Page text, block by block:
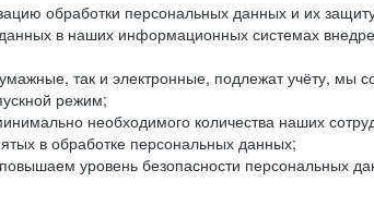
обработки персональных данных и их
в наших информационных системах
так и электронные, подлежат учёту, мы
режим;
необходимого количества наших
в обработке персональных данных;
уровень безопасности персональных